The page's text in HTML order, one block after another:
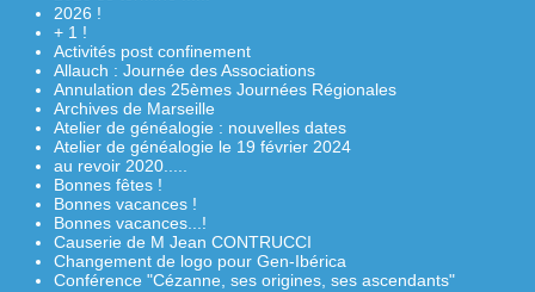
2026 !
+ 1 !
Activités post confinement
Allauch : Journée des Associations
Annulation des 25èmes Journées Régionales
Archives de Marseille
Atelier de généalogie : nouvelles dates
Atelier de généalogie le 19 février 2024
au revoir 2020.....
Bonnes fêtes !
Bonnes vacances !
Bonnes vacances...!
Causerie de M Jean CONTRUCCI
Changement de logo pour Gen-Ibérica
Conférence "Cézanne, ses origines, ses ascendants"